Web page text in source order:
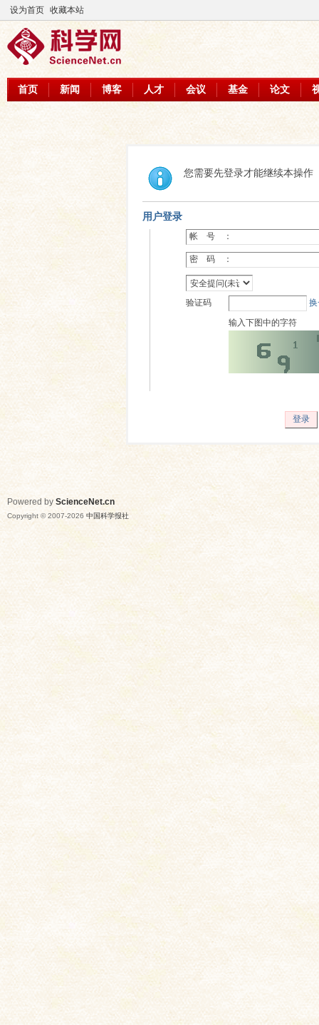
设为首页 收藏本站
首页 新闻 博客 人才 会议 基金 论文
您需要先登录才能继续本操作
用户登录
帐 号 ：
密 码 ：
验证码
输入下图中的字符
登录
Powered by ScienceNet.cn
Copyright © 2007-2026 中国科学报社